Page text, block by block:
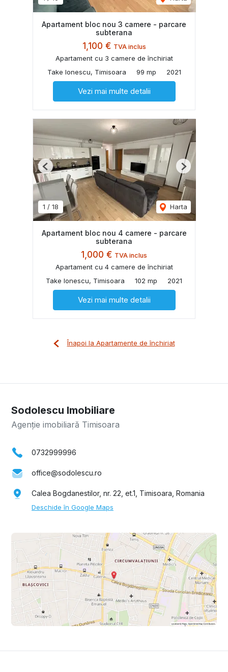
Apartament bloc nou 3 camere - parcare
subterana
1,100 € TVA inclus
Apartament cu 3 camere de închiriat
Take Ionescu, Timisoara
99 mp 2021
Vezi mai multe detalii
1 / 18 Harta
Previous Next
Apartament bloc nou 4 camere - parcare
subterana
1,000 € TVA inclus
Apartament cu 4 camere de închiriat
Take Ionescu, Timisoara
102 mp 2021
Vezi mai multe detalii
Înapoi la Apartamente de închiriat
Sodolescu Imobiliare
Agenție imobiliară Timisoara
0732999996
office@sodolescu.ro
Calea Bogdanestilor, nr. 22, et.1, Timisoara, Romania
Deschide în Google Maps